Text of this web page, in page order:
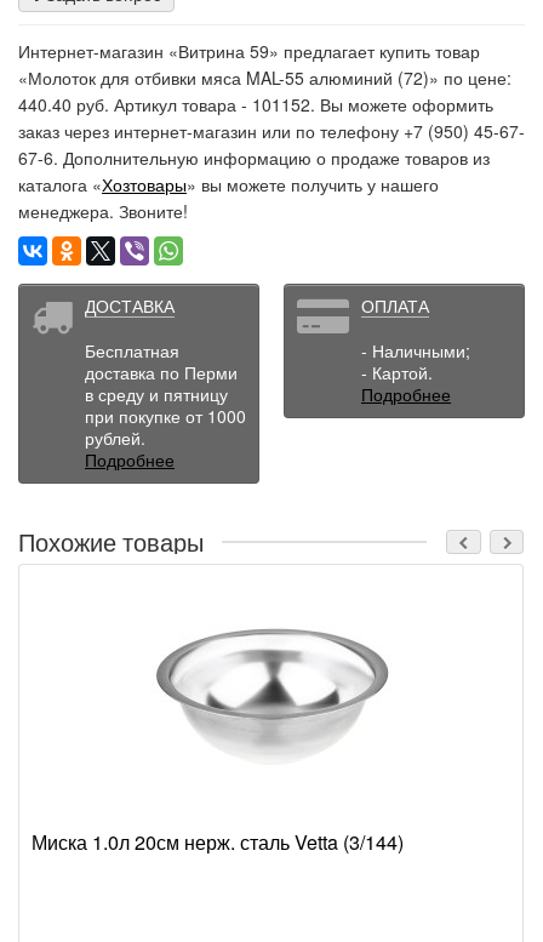
Интернет-магазин «Витрина 59» предлагает купить товар
«Молоток для отбивки мяса MAL-55 алюминий (72)» по цене:
440.40 руб. Артикул товара - 101152. Вы можете оформить
заказ через интернет-магазин или по телефону +7 (950) 45-67-
67-6. Дополнительную информацию о продаже товаров из
каталога «Хозтовары» вы можете получить у нашего
менеджера. Звоните!
ДОСТАВКА
Бесплатная
доставка по Перми
в среду и пятницу
при покупке от 1000
рублей.
Подробнее
ОПЛАТА
- Наличными;
- Картой.
Подробнее
Похожие товары
Миска 1.0л 20см нерж. сталь Vetta (3/144)